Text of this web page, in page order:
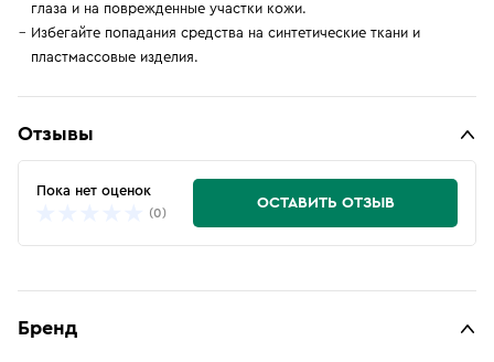
глаза и на поврежденные участки кожи.
Избегайте попадания средства на синтетические ткани и
пластмассовые изделия.
Отзывы
Пока нет оценок
(0)
ОСТАВИТЬ ОТЗЫВ
Бренд